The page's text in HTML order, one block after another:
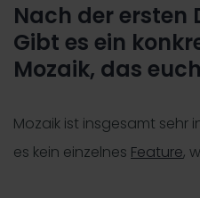
Nach der ersten
Gibt es ein
Mozaik, das
Mozaik ist insgesamt
es kein einzelnes Feature,